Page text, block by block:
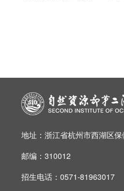
地址：浙江省杭州市西湖区
邮编：310012
招生电话：0571-81963017